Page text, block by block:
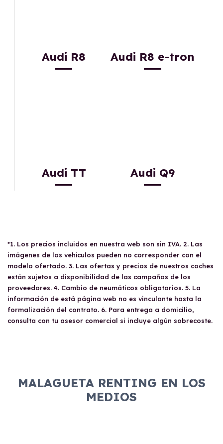
Audi R8 Audi R8 e-tron
Audi TT Audi Q9
*1. Los precios incluidos en nuestra web son sin IVA. 2. Las
imágenes de los vehículos pueden no corresponder con el
modelo ofertado. 3. Las ofertas y precios de nuestros coches
están sujetos a disponibilidad de las campañas de los
proveedores. 4. Cambio de neumáticos obligatorios. 5. La
información de está página web no es vinculante hasta la
formalización del contrato. 6. Para entrega a domicilio,
consulta con tu asesor comercial si incluye algún sobrecoste.
MALAGUETA RENTING EN LOS
MEDIOS